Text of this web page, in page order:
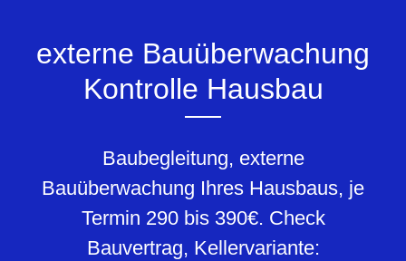
externe Bauüberwachung
Kontrolle Hausbau
Baubegleitung, externe
Bauüberwachung Ihres Hausbaus, je
Termin 290 bis 390€. Check
Bauvertrag, Kellervariante: